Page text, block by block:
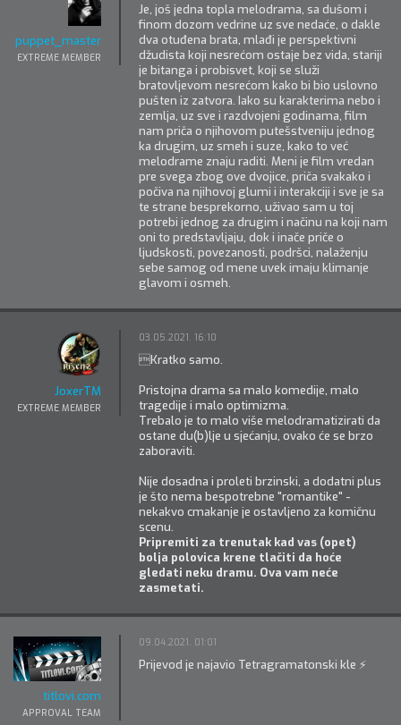
puppet_master
EXTREME MEMBER
Je, još jedna topla melodrama, sa dušom i
finom dozom vedrine uz sve nedaće, o dakle
dva otuđena brata, mlađi je perspektivni
džudista koji nesrećom ostaje bez vida, stariji
je bitanga i probisvet, koji se služi
bratovljevom nesrećom kako bi bio uslovno
pušten iz zatvora. Iako su karakterima nebo i
zemlja, uz sve i razdvojeni godinama, film
nam priča o njihovom putešstveniju jednog
ka drugim, uz smeh i suze, kako to već
melodrame znaju raditi. Meni je film vredan
pre svega zbog ove dvojice, priča svakako i
počiva na njihovoj glumi i interakciji i sve je sa
te strane besprekorno, uživao sam u toj
potrebi jednog za drugim i načinu na koji nam
oni to predstavljaju, dok i inače priče o
ljudskosti, povezanosti, podršci, nalaženju
sebe samog od mene uvek imaju klimanje
glavom i osmeh.
JoxerTM
EXTREME MEMBER
03.05.2021. 16:10
Kratko samo.
Pristojna drama sa malo komedije, malo
tragedije i malo optimizma.
Trebalo je to malo više melodramatizirati da
ostane du(b)lje u sjećanju, ovako će se brzo
zaboraviti.
Nije dosadna i proleti brzinski, a dodatni plus
je što nema bespotrebne "romantike" -
nekakvo cmakanje je ostavljeno za komičnu
scenu.
Pripremiti za trenutak kad vas (opet)
bolja polovica krene tlačiti da hoće
gledati neku dramu. Ova vam neće
zasmetati.
titlovi.com
APPROVAL TEAM
09.04.2021. 01:01
Prijevod je najavio Tetragramatonski kle ⚡